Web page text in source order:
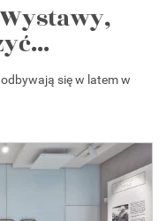
się w latem w